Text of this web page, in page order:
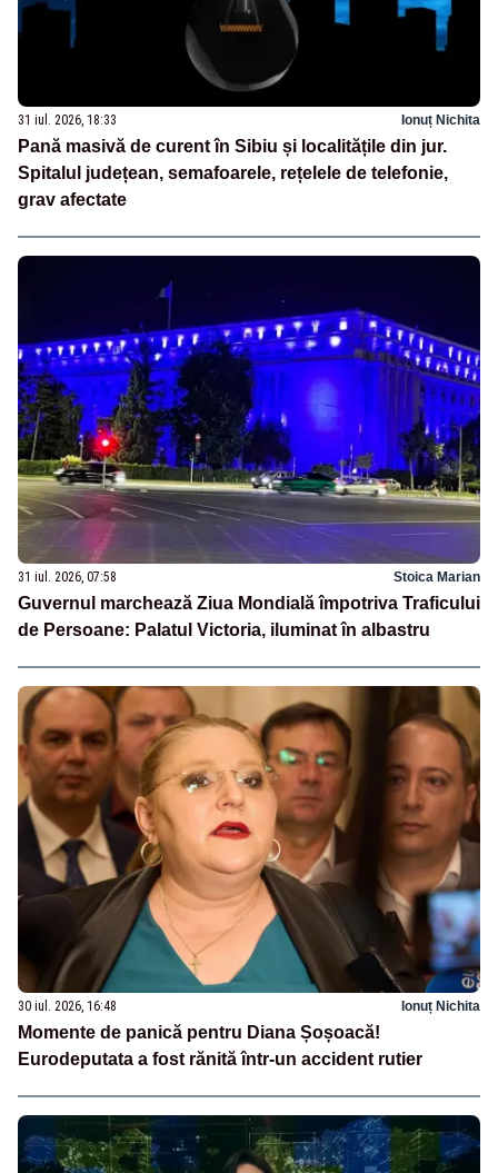
31 iul. 2026, 18:33 Ionuț Nichita
Pană masivă de curent în Sibiu și localitățile din jur.
Spitalul județean, semafoarele, rețelele de telefonie,
grav afectate
31 iul. 2026, 07:58 Stoica Marian
Guvernul marchează Ziua Mondială împotriva Traficului
de Persoane: Palatul Victoria, iluminat în albastru
30 iul. 2026, 16:48 Ionuț Nichita
Momente de panică pentru Diana Șoșoacă!
Eurodeputata a fost rănită într-un accident rutier